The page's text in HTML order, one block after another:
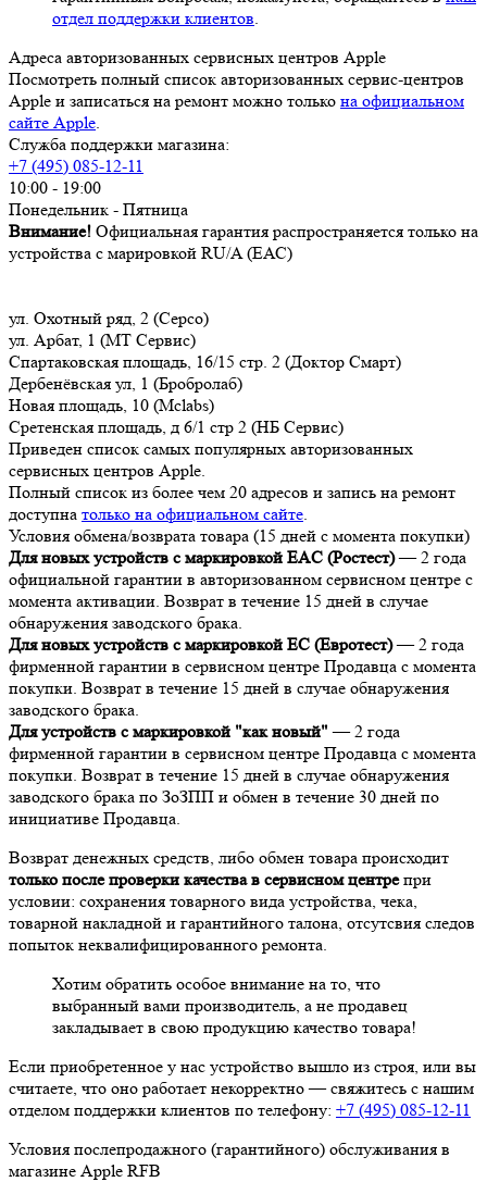
отдел поддержки клиентов.
Адреса авторизованных сервисных центров Apple
Посмотреть полный список авторизованных сервис-центров
Apple и записаться на ремонт можно только на официальном
сайте Apple.
Служба поддержки магазина:
+7 (495) 085-12-11
10:00 - 19:00
Понедельник - Пятница
Внимание! Официальная гарантия распространяется только на
устройства с марировкой RU/A (ЕАС)
ул. Охотный ряд, 2 (Серсо)
ул. Арбат, 1 (МТ Сервис)
Спартаковская площадь, 16/15 стр. 2 (Доктор Смарт)
Дербенёвская ул, 1 (Бробролаб)
Новая площадь, 10 (Mclabs)
Сретенская площадь, д 6/1 стр 2 (НБ Сервис)
Приведен список самых популярных авторизованных
сервисных центров Apple.
Полный список из более чем 20 адресов и запись на ремонт
доступна только на официальном сайте.
Условия обмена/возврата товара (15 дней с момента покупки)
Для новых устройств с маркировкой EAC (Ростест)— 2 года
официальной гарантии в авторизованном сервисном центре с
момента активации. Возврат в течение 15 дней в случае
обнаружения заводского брака.
Для новых устройств с маркировкой EC (Евротест)— 2 года
фирменной гарантии в сервисном центре Продавца с момента
покупки. Возврат в течение 15 дней в случае обнаружения
заводского брака.
Для устройств с маркировкой "как новый" — 2 года
фирменной гарантии в сервисном центре Продавца с момента
покупки. Возврат в течение 15 дней в случае обнаружения
заводского брака по ЗоЗПП и обмен в течение 30 дней по
инициативе Продавца.
Возврат денежных средств, либо обмен товара происходит
только после проверки качества в сервисном центрепри
условии: сохранения товарного вида устройства, чека,
товарной накладной и гарантийного талона, отсутсвия следов
попыток неквалифицированного ремонта.
Хотим обратить особое внимание на то, что
выбранный вами производитель, а не продавец
закладывает в свою продукцию качество товара!
Если приобретенное у нас устройство вышло из строя, или вы
считаете, что оно работает некорректно — свяжитесь с нашим
отделом поддержки клиентов по телефону: +7 (495) 085-12-11
Условия послепродажного (гарантийного) обслуживания в
магазине Apple RFB